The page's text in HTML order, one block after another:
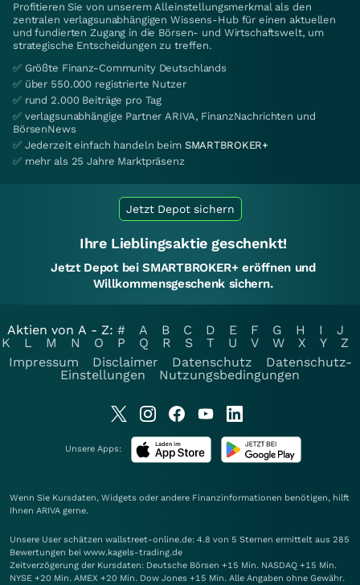
Profitieren Sie von unserem Alleinstellungsmerkmal als den
zentralen verlagsunabhängigen Wissens-Hub für einen aktuellen
und fundierten Zugang in die Börsen- und Wirtschaftswelt, um
strategische Entscheidungen zu treffen.
✅ Größte Finanz-Community Deutschlands
✅ über 550.000 registrierte Nutzer
✅ rund 2.000 Beiträge pro Tag
✅ verlagsunabhängige Partner ARIVA, FinanzNachrichten und
BörsenNews
✅ Jederzeit einfach handeln beim SMARTBROKER+
✅ mehr als 25 Jahre Marktpräsenz
Jetzt Depot sichern
Ihre Lieblingsaktie geschenkt!
Jetzt Depot bei SMARTBROKER+ eröffnen und
Willkommensgeschenk sichern.
Aktien von A - Z: # A B C D E F G H I
J
K
L M N O P Q R S T U V W X Y
Z
Impressum
Disclaimer Datenschutz
Datenschutz-
Einstellungen
Nutzungsbedingungen
Unsere Apps:
Wenn Sie Kursdaten, Widgets oder andere Finanzinformationen benötigen, hilft
Ihnen ARIVA gerne.
Unsere User schätzen wallstreet-online.de: 4.8 von 5 Sternen ermittelt aus 285
Bewertungen bei www.kagels-trading.de
Zeitverzögerung der Kursdaten: Deutsche Börsen +15 Min. NASDAQ +15 Min.
NYSE +20 Min. AMEX +20 Min. Dow Jones +15 Min. Alle Angaben ohne Gewähr.